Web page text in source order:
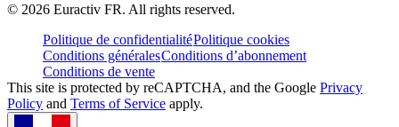
© 2026 Euractiv FR. All rights reserved.
Politique de confidentialitéPolitique cookies
Conditions généralesConditions d’abonnement
Conditions de vente
This site is protected by reCAPTCHA, and the Google Privacy
Policy and Terms of Service apply.